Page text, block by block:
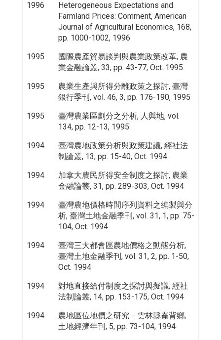
1996
Heterogeneous Expectations and
Farmland Prices: Comment, American
Journal of Agricultural Economics, 168,
pp. 1000-1002, 1996
1995
國際農產貿易談判與農業政策改革, 農
業金融論叢, 33, pp. 43-77, Oct. 1995
1995
農業生產與所得分離政策之探討, 臺灣
銀行季刊, vol. 46, 3, pp. 176-190, 1995
1995
臺灣農業區劃分之分析, 人與地, vol.
134, pp. 12-13, 1995
1994
臺灣農地政策分析與政策建議, 經社法
制論叢, 13, pp. 15-40, Oct. 1994
1994
加拿大農民所得安全制度之探討, 農業
金融論叢, 31, pp. 289-303, Oct. 1994
1994
臺灣農地價格時間序列資料之編製與分
析, 臺灣土地金融季刊, vol. 31, 1, pp. 75-
104, Oct. 1994
1994
臺灣三大都會區農地價格之動態分析,
臺灣土地金融季刊, vol. 31, 2, pp. 1-50,
Oct. 1994
1994
對地直接給付制度之探討與擬議, 經社
法制論叢, 14, pp. 153-175, Oct. 1994
1994
農地區位地價之研究－雲林縣崙背鄉,
土地經濟年刊, 5, pp. 73-104, 1994